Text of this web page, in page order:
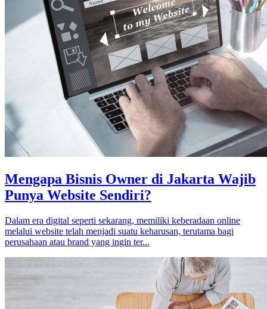
Mengapa Bisnis Owner di Jakarta Wajib
Punya Website Sendiri?
Dalam era digital seperti sekarang, memiliki keberadaan online
melalui website telah menjadi suatu keharusan, terutama bagi
perusahaan atau brand yang ingin ter...